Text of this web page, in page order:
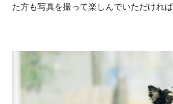
た方も写真を撮って楽しんでいただければ